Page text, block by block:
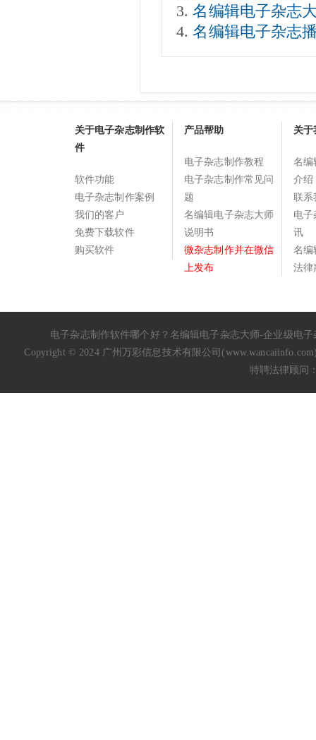
名编辑电子杂志
名编辑电子杂志
关于电子杂志制作软
件
软件功能
电子杂志制作案例
我们的客户
免费下载软件
购买软件
产品帮助
电子杂志制作教程
电子杂志制作常见问
题
名编辑电子杂志大师
说明书
微杂志制作并在微信
上发布
关于
名编
介绍
联系
电子
讯
名编
法律
电子杂志制作软件哪个好？名编辑电子杂志大师-企业级电子
Copyright © 2024 广州万彩信息技术有限公司(www.wancaiinfo.com
特聘法律顾问